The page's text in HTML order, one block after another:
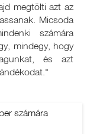
megtölti azt az
Micsoda
számára
mindegy, hogy
és azt
számára